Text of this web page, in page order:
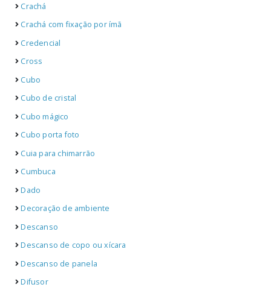
Crachá
Crachá com fixação por ímã
Credencial
Cross
Cubo
Cubo de cristal
Cubo mágico
Cubo porta foto
Cuia para chimarrão
Cumbuca
Dado
Decoração de ambiente
Descanso
Descanso de copo ou xícara
Descanso de panela
Difusor